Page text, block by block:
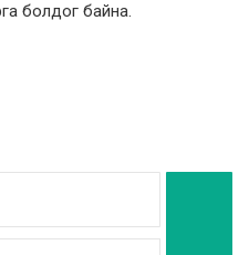
болдог байна.